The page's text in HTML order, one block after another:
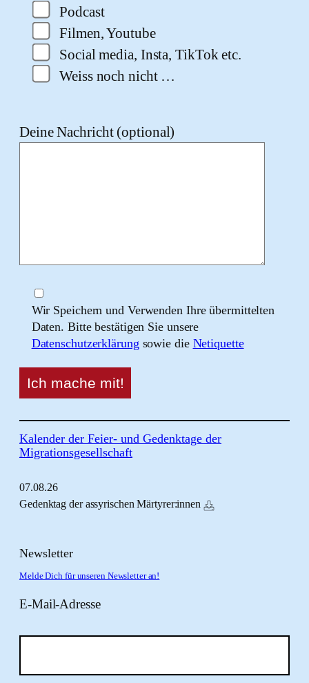
Podcast
Filmen, Youtube
Social media, Insta, TikTok etc.
Weiss noch nicht …
Deine Nachricht (optional)
Wir Speichern und Verwenden Ihre übermittelten
Daten. Bitte bestätigen Sie unsere
Datenschutzerklärung sowie die Netiquette
Kalender der Feier- und Gedenktage der
Migrationsgesellschaft
07.08.26
Gedenktag der assyrischen Märtyrer:innen
Newsletter
Melde Dich für unseren Newsletter an!
E-Mail-Adresse